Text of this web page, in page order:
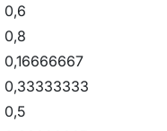
0,6
0,8
0,16666667
0,33333333
0,5